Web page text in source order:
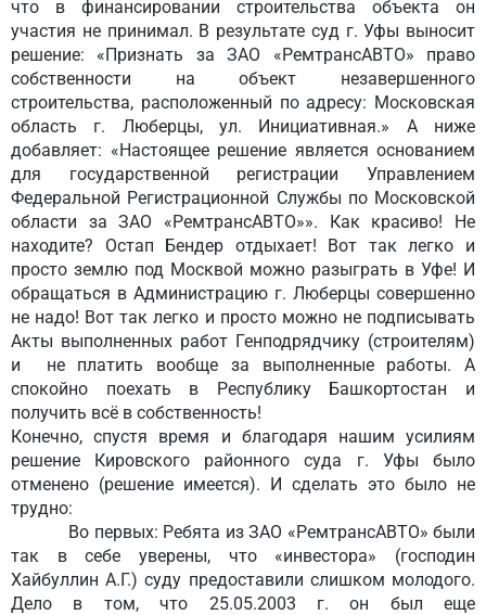
что в финансировании строительства объекта он
участия не принимал. В результате суд г. Уфы выносит
решение: «Признать за ЗАО «РемтрансАВТО» право
собственности на объект незавершенного
строительства, расположенный по адресу: Московская
область г. Люберцы, ул. Инициативная.» А ниже
добавляет: «Настоящее решение является основанием
для государственной регистрации Управлением
Федеральной Регистрационной Службы по Московской
области за ЗАО «РемтрансАВТО»». Как красиво! Не
находите? Остап Бендер отдыхает! Вот так легко и
просто землю под Москвой можно разыграть в Уфе! И
обращаться в Администрацию г. Люберцы совершенно
не надо! Вот так легко и просто можно не подписывать
Акты выполненных работ Генподрядчику (строителям)
и не платить вообще за выполненные работы. А
спокойно поехать в Республику Башкортостан и
получить всё в собственность!
Конечно, спустя время и благодаря нашим усилиям
решение Кировского районного суда г. Уфы было
отменено (решение имеется). И сделать это было не
трудно:
Во первых: Ребята из ЗАО «РемтрансАВТО» были
так в себе уверены, что «инвестора» (господин
Хайбуллин А.Г.) суду предоставили слишком молодого.
Дело в том, что 25.05.2003 г. он был еще